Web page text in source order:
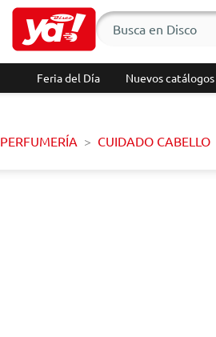
Feria del Día Nuevos catálogos
PERFUMERÍA CUIDADO CABELLO